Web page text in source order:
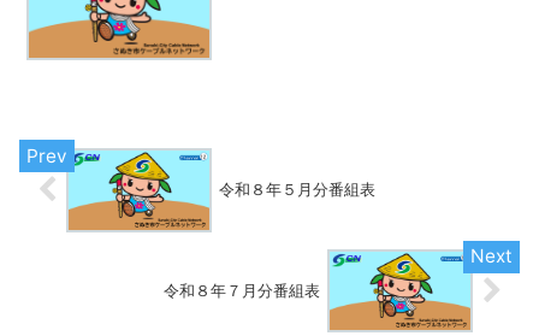
令和８年５月分番組表
令和８年７月分番組表